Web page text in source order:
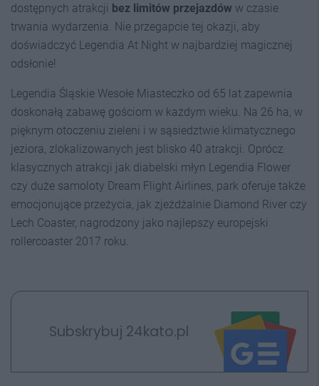
dostępnych atrakcji bez limitów przejazdów w czasie
trwania wydarzenia. Nie przegapcie tej okazji, aby
doświadczyć Legendia At Night w najbardziej magicznej
odsłonie!
Legendia Śląskie Wesołe Miasteczko od 65 lat zapewnia
doskonałą zabawę gościom w każdym wieku. Na 26 ha, w
pięknym otoczeniu zieleni i w sąsiedztwie klimatycznego
jeziora, zlokalizowanych jest blisko 40 atrakcji. Oprócz
klasycznych atrakcji jak diabelski młyn Legendia Flower
czy duże samoloty Dream Flight Airlines, park oferuje także
emocjonujące przeżycia, jak zjeżdżalnie Diamond River czy
Lech Coaster, nagrodzony jako najlepszy europejski
rollercoaster 2017 roku.
Subskrybuj 24kato.pl